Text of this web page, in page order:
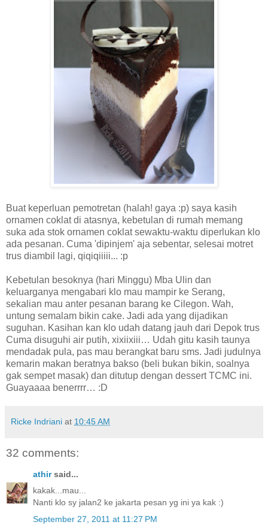
Buat keperluan pemotretan (halah! gaya :p) saya kasih
ornamen coklat di atasnya, kebetulan di rumah memang
suka ada stok ornamen coklat sewaktu-waktu diperlukan klo
ada pesanan. Cuma 'dipinjem' aja sebentar, selesai motret
trus diambil lagi, qiqiqiiiii... :p
Kebetulan besoknya (hari Minggu) Mba Ulin dan
keluarganya mengabari klo mau mampir ke Serang,
sekalian mau anter pesanan barang ke Cilegon. Wah,
untung semalam bikin cake. Jadi ada yang dijadikan
suguhan. Kasihan kan klo udah datang jauh dari Depok trus
Cuma disuguhi air putih, xixiixiii… Udah gitu kasih taunya
mendadak pula, pas mau berangkat baru sms. Jadi judulnya
kemarin makan beratnya bakso (beli bukan bikin, soalnya
gak sempet masak) dan ditutup dengan dessert TCMC ini.
Guayaaaa benerrrr… :D
Ricke Indriani at 10:45 AM
32 comments:
athirsaid...
kakak...mau...
Nanti klo sy jalan2 ke jakarta pesan yg ini ya kak :)
September 27, 2011 at 11:27 PM